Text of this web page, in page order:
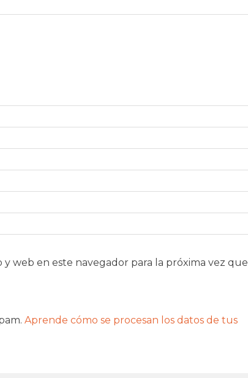
web en este navegador para la próxima vez que
Aprende cómo se procesan los datos de tus